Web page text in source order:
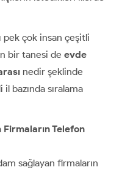
pek çok insan çeşitli
bir tanesi de evde
nedir şeklinde
il bazında sıralama
Telefon
sağlayan firmaların